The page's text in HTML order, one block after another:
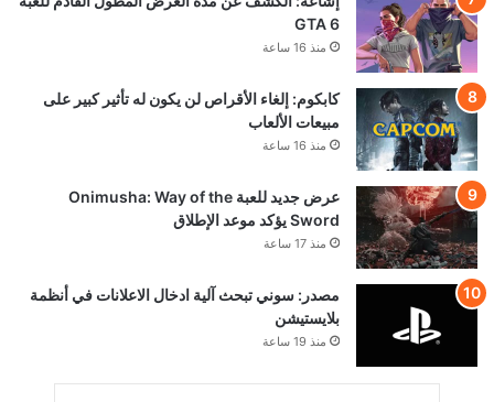
GTA 6
منذ 16 ساعة
كابكوم: إلغاء الأقراص لن يكون له تأثير كبير على
مبيعات الألعاب
منذ 16 ساعة
عرض جديد للعبة Onimusha: Way of the
Sword يؤكد موعد الإطلاق
منذ 17 ساعة
مصدر: سوني تبحث آلية ادخال الاعلانات في أنظمة
بلايستيشن
منذ 19 ساعة